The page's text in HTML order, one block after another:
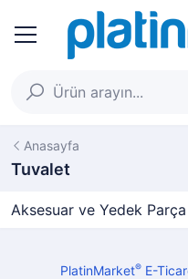
Anasayfa
Tuvalet
Aksesuar ve Yedek Parça
PlatinMarket®E-